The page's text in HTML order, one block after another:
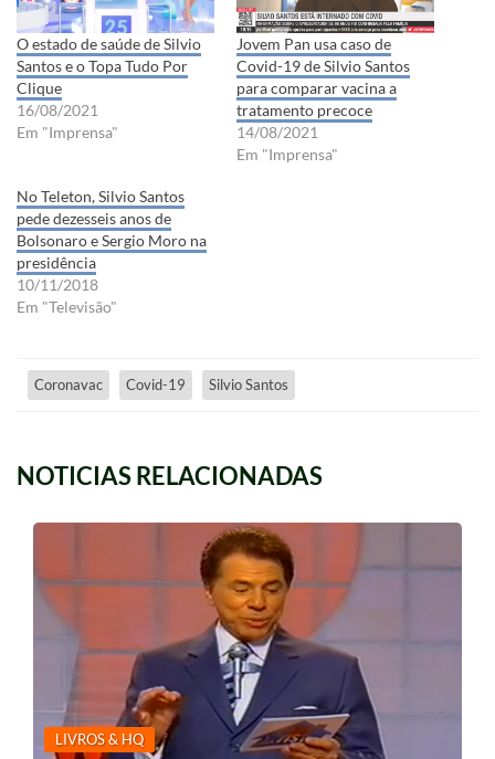
O estado de saúde de Silvio
Santos e o Topa Tudo Por
Clique
16/08/2021
Em "Imprensa"
Jovem Pan usa caso de
Covid-19 de Silvio Santos
para comparar vacina a
tratamento precoce
14/08/2021
Em "Imprensa"
No Teleton, Silvio Santos
pede dezesseis anos de
Bolsonaro e Sergio Moro na
presidência
10/11/2018
Em "Televisão"
Coronavac Covid-19 Silvio Santos
NOTICIAS RELACIONADAS
LIVROS & HQ